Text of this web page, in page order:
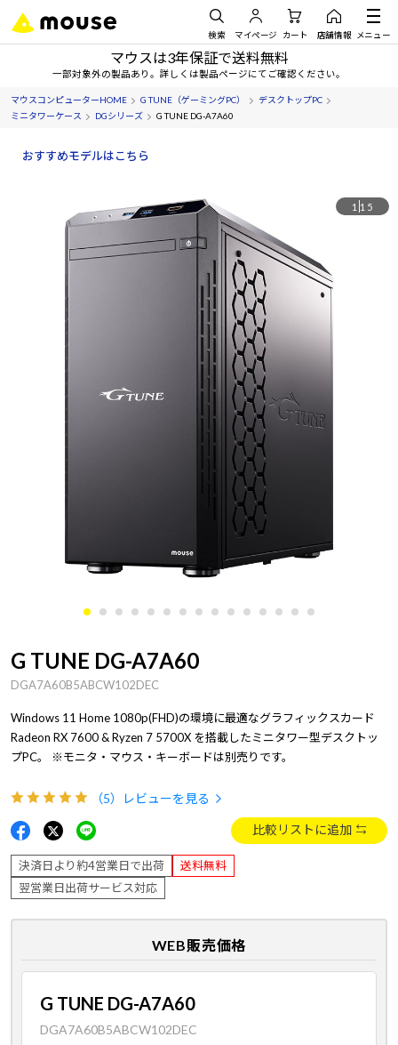
検索 マイページ カート 店舗情報 メニュー
マウスは3年保証で送料無料
一部対象外の製品あり。詳しくは製品ページにてご確認ください。
マウスコンピューターHOME G TUNE（ゲーミングPC）
デスクトップPC
ミニタワーケース
DGシリーズ G TUNE DG-A7A60
おすすめモデルはこちら
1 15
G TUNE DG-A7A60
DGA7A60B5ABCW102DEC
Windows 11 Home 1080p(FHD)の環境に最適なグラフィックスカード
Radeon RX 7600 & Ryzen 7 5700X を搭載したミニタワー型デスクトッ
プPC。 ※モニタ・マウス・キーボードは別売りです。
（5） レビューを見る
比較リストに追加
決済日より約4営業日で出荷
送料無料
翌営業日出荷サービス対応
WEB販売価格
G TUNE DG-A7A60
DGA7A60B5ABCW102DEC